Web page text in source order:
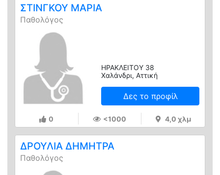
ΣΤΙΝΓΚΟΥ ΜΑΡΙΑ
Παθολόγος
ΗΡΑΚΛΕΙΤΟΥ 38
Χαλάνδρι, Αττική
Δες το προφίλ
0 <1000 4,0 χλμ
ΔΡΟΥΛΙΑ ΔΗΜΗΤΡΑ
Παθολόγος